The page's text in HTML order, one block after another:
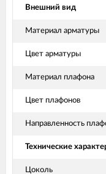
Внешний вид
Материал арматуры
Цвет арматуры
Материал плафона
Цвет плафонов
Направленность
Технические
Цоколь